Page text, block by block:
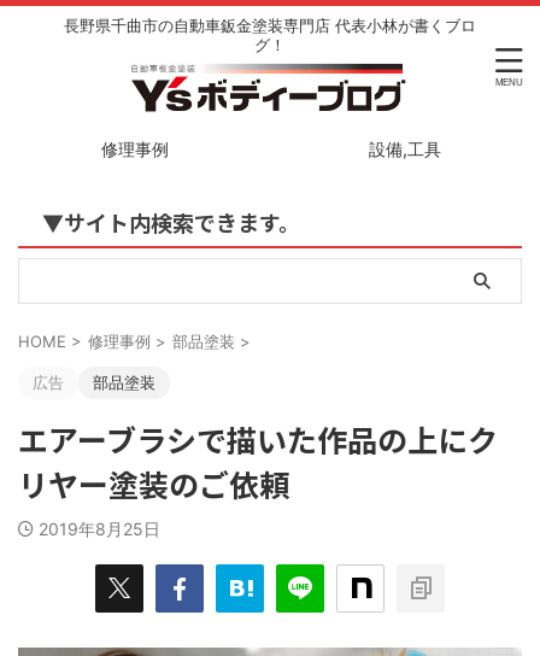
長野県千曲市の自動車鈑金塗装専門店 代表小林が書くブロ
グ！
修理事例 設備,工具
▼サイト内検索できます。
HOME > 修理事例 > 部品塗装 >
広告 部品塗装
エアーブラシで描いた作品の上にク
リヤー塗装のご依頼
2019年8月25日